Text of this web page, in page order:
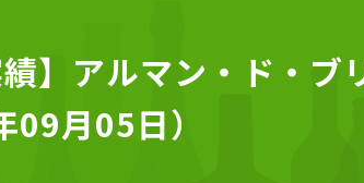
績】アルマン・ド・
09月05日）